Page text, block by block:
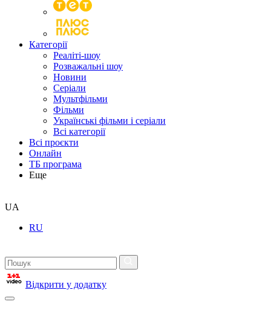
Категорії
Реаліті-шоу
Розважальні шоу
Новини
Серіали
Мультфільми
Фільми
Українські фільми і серіали
Всі категорії
Всі проєкти
Онлайн
ТБ програма
Еще
UA
RU
Відкрити у додатку